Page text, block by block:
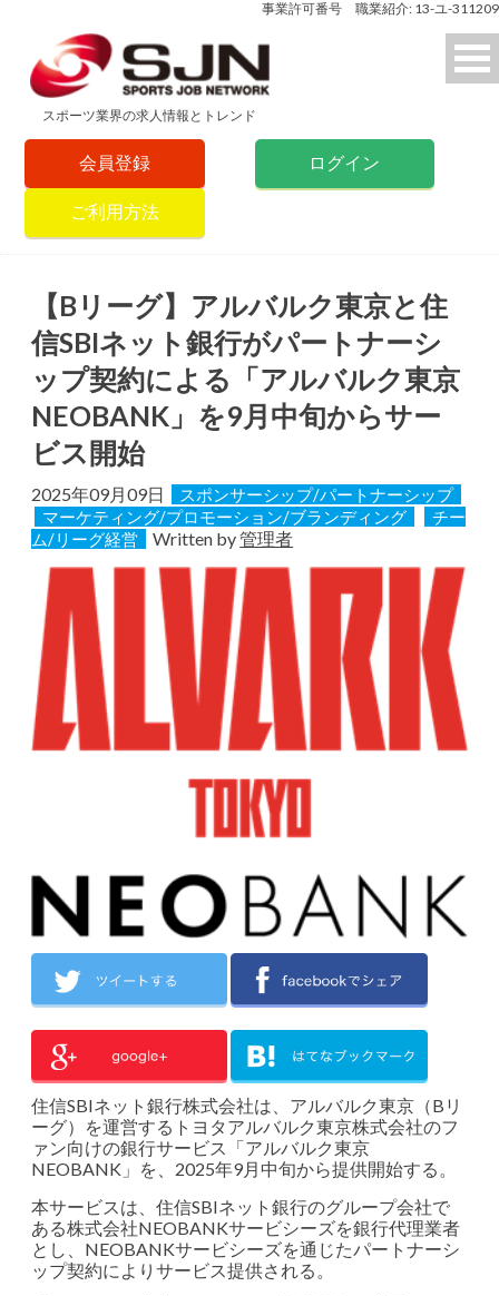
事業許可番号 職業紹介: 13-ユ-311209
スポーツ業界の求人情報とトレンド
会員登録 ログイン
ご利用方法
【Bリーグ】アルバルク東京と住
信SBIネット銀行がパートナーシ
ップ契約による「アルバルク東京
NEOBANK」を9月中旬からサー
ビス開始
2025年09月09日
スポンサーシップ/パートナーシップ
マーケティング/プロモーション/ブランディング
チー
ム/リーグ経営
Written by管理者
住信SBIネット銀行株式会社は、アルバルク東京（Bリ
ーグ）を運営するトヨタアルバルク東京株式会社のフ
ァン向けの銀行サービス「アルバルク東京
NEOBANK」を、2025年9月中旬から提供開始する。
本サービスは、住信SBIネット銀行のグループ会社で
ある株式会社NEOBANKサービシーズを銀行代理業者
とし、NEOBANKサービシーズを通じたパートナーシ
ップ契約によりサービス提供される。